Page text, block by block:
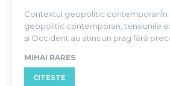
Contextul geopolitic contemporanÎn
geopolitic contemporan, tensiunile
și Occident au atins un prag fără
MIHAI RARES
CITESTE